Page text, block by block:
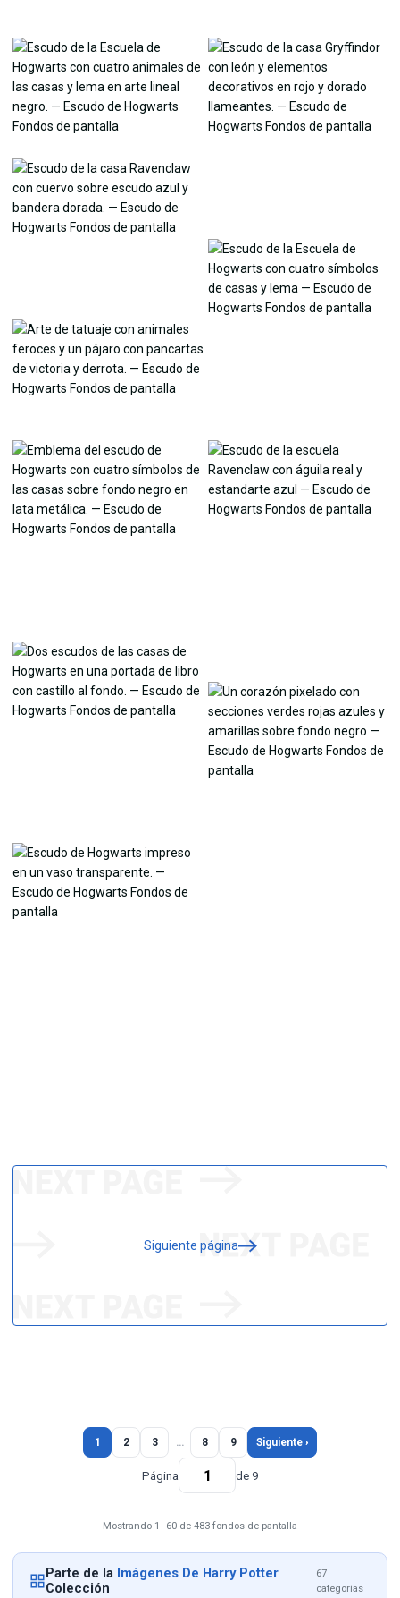
Siguiente página
1 2 3 … 8 9 Siguiente ›
Página de 9
Mostrando 1–60 de 483 fondos de pantalla
Parte de la Imágenes De Harry Potter
Colección
67
categorías